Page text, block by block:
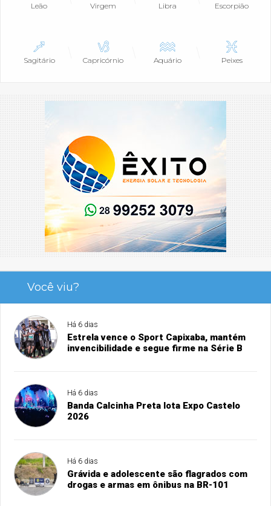
Leão Virgem Libra Escorpião
Sagitário Capricórnio Aquário Peixes
Você viu?
Há 6 dias
Estrela vence o Sport Capixaba, mantém
invencibilidade e segue firme na Série B
Há 6 dias
Banda Calcinha Preta lota Expo Castelo
2026
Há 6 dias
Grávida e adolescente são flagrados com
drogas e armas em ônibus na BR-101